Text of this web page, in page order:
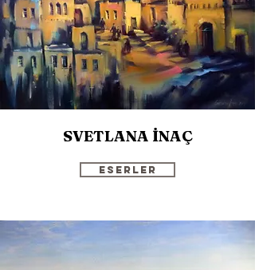
SVETLANA İNAÇ
Eserler